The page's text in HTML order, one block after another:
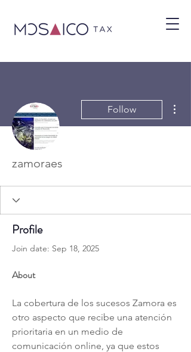
Follow
zamoraes
Profile
Join date: Sep 18, 2025
About
La cobertura de los sucesos Zamora es
otro aspecto que recibe una atención
prioritaria en un medio de
comunicación online, ya que estos